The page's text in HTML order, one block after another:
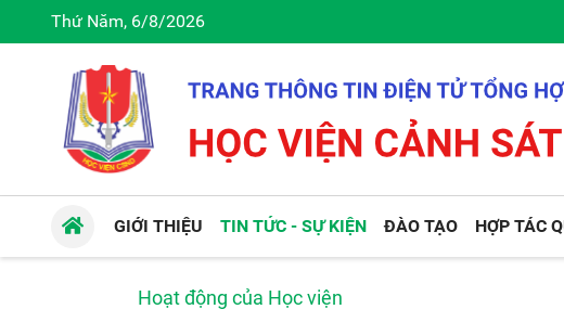
Thứ Năm, 6/8/2026
GIỚI THIỆU TIN TỨC - SỰ KIỆN ĐÀO TẠO HỢP TÁC
Hoạt động của Học viện